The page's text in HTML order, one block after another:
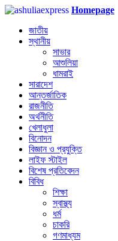
Homepage
জাতীয়
স্থানীয়
সাভার
আশুলিয়া
ধামরাই
সারাদেশ
আন্তর্জাতিক
রাজনীতি
অর্থনীতি
খেলাধুলা
বিনোদন
বিজ্ঞান ও প্রযুক্তি
লাইফ স্টাইল
বিশেষ প্রতিবেদন
বিবিধ
শিক্ষা
স্বাস্থ্য
ধর্ম
চাকরি
গণমাধ্যম